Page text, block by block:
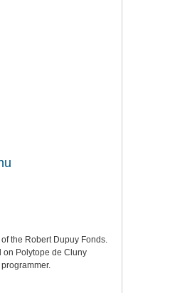
the Robert Dupuy Fonds.
on Polytope de Cluny